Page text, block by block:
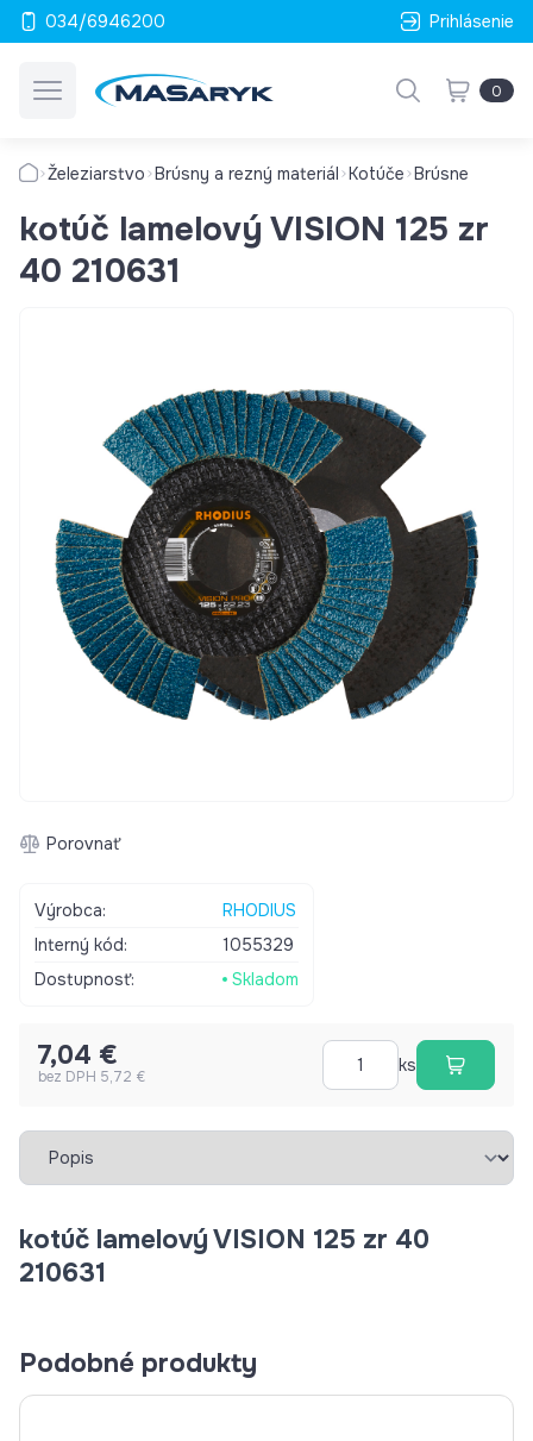
034/6946200 Prihlásenie
0
Železiarstvo Brúsny a rezný materiál Kotúče Brúsne
kotúč lamelový VISION 125 zr
40 210631
Porovnať
Výrobca:
RHODIUS
Interný kód:
1055329
Dostupnosť:
Skladom
7,04 €
bez DPH 5,72 €
ks
Vybrať záložku
kotúč lamelový VISION 125 zr 40
210631
Podobné produkty